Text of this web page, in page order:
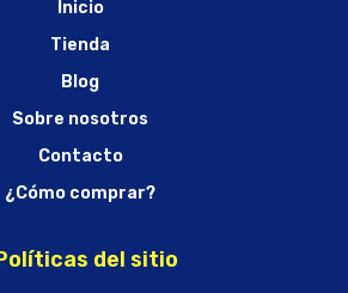
Inicio
Tienda
Blog
Sobre nosotros
Contacto
¿Cómo comprar?
del sitio